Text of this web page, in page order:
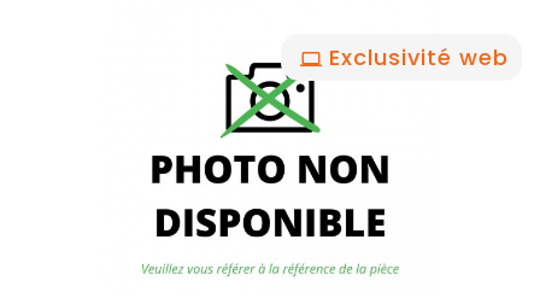
Exclusivité web